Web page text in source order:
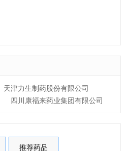
天津力生制药股份有限公司
四川康福来药业集团有限公司
推荐药品